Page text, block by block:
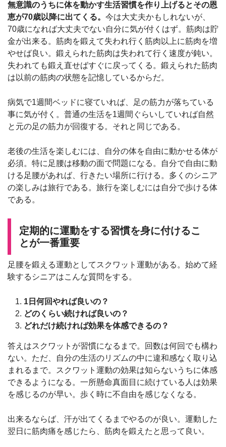
無意識のうちに体を動かす生活習慣を作り上げるとその恩
恵が70歳以降に出てくる。 今は大丈夫かもしれないが、
70歳になれば大丈夫でない自分に気が付くはず。筋肉は貯
金が出来る。筋肉を鍛えて失われ行く筋肉以上に筋肉を増
やせば良い。鍛えられた筋肉は失われて行く速度が鈍い。
失われても鍛え直せばすぐに戻ってくる。鍛えられた筋肉
は以前の筋肉の状態を記憶しているからだ。
病気で1週間ベッドに寝ていれば、足の筋力が落ちている
事に気が付く。普通の生活を1週間ぐらいしていれば自然
と元の足の筋力が回復する。それと同じである。
老後の生活を楽しむには、自分の体を自由に動かせる体が
必須。特に足腰は移動の面で問題になる。自分で自由に動
ける足腰があれば、行きたい場所に行ける。多くのシニア
の楽しみは旅行である。旅行を楽しむには自分で歩ける体
である。
定期的に運動をする習慣を身に付けるこ
とが一番重要
足腰を鍛える運動としてスクワット運動がある。始めて経
験するシニアはこんな質問をする。
1日何回やれば良いの？
どのくらい続ければ良いの？
どれだけ続ければ効果を体感できるの？
答えはスクワットが習慣になるまで。回数は何回でも構わ
ない。ただ、自分の生活のリズムの中に違和感なく取り込
まれるまで。スクワット運動の効果は知らないうちに体感
できるようになる。一所懸命真面目に続けている人は効果
を感じるのが早い。歩く時に不自由を感じなくなる。
出来るならば、汗が出てくるまでやるのが良い。運動した
翌日に筋肉痛を感じたら、筋肉を鍛えたと思って良い。